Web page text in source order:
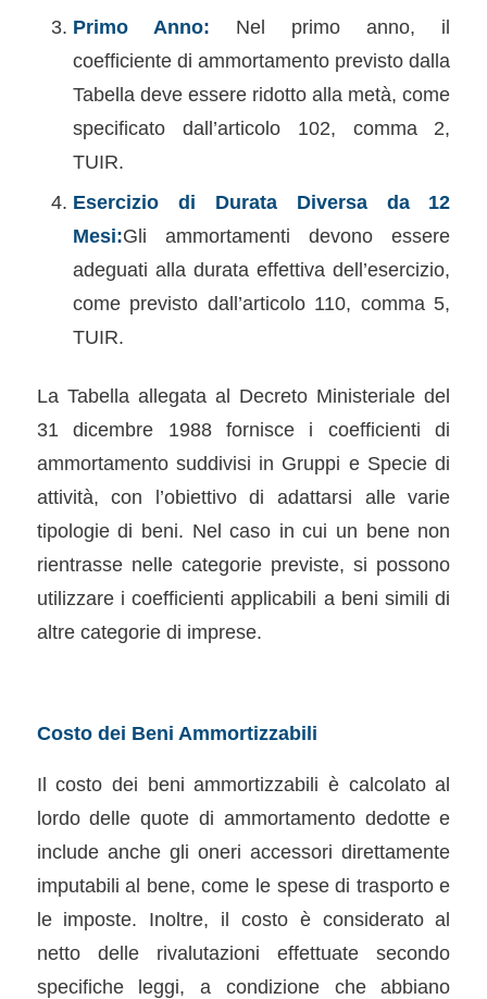
Primo Anno: Nel primo anno, il
coefficiente di ammortamento previsto dalla
Tabella deve essere ridotto alla metà, come
specificato dall’articolo 102, comma 2,
TUIR.
Esercizio di Durata Diversa da 12
Mesi:Gli ammortamenti devono essere
adeguati alla durata effettiva dell’esercizio,
come previsto dall’articolo 110, comma 5,
TUIR.
La Tabella allegata al Decreto Ministeriale del
31 dicembre 1988 fornisce i coefficienti di
ammortamento suddivisi in Gruppi e Specie di
attività, con l’obiettivo di adattarsi alle varie
tipologie di beni. Nel caso in cui un bene non
rientrasse nelle categorie previste, si possono
utilizzare i coefficienti applicabili a beni simili di
altre categorie di imprese.
Costo dei Beni Ammortizzabili
Il costo dei beni ammortizzabili è calcolato al
lordo delle quote di ammortamento dedotte e
include anche gli oneri accessori direttamente
imputabili al bene, come le spese di trasporto e
le imposte. Inoltre, il costo è considerato al
netto delle rivalutazioni effettuate secondo
specifiche leggi, a condizione che abbiano